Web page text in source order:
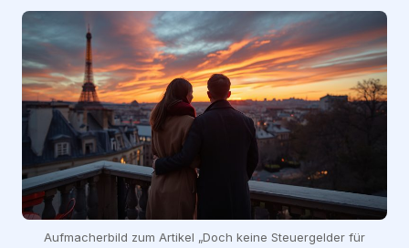
Aufmacherbild zum Artikel „Doch keine Steuergelder für